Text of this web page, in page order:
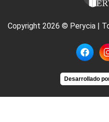
Copyright 2026 © Perycia |
Desarrollado